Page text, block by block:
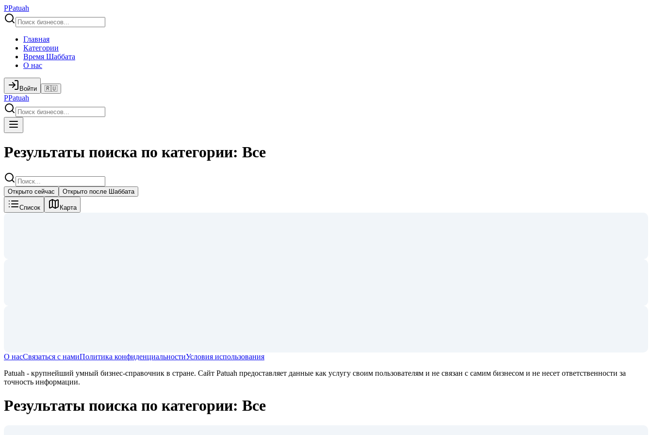
PPatuah
Главная
Категории
Время Шаббата
О нас
Войти 🇷🇺
PPatuah
Результаты поиска по категории: Все
Открыто сейчас Открыто после Шаббата
Список Карта
О насСвязаться с намиПолитика конфиденциальностиУсловия использования
Patuah - крупнейший умный бизнес-справочник в стране. Сайт Patuah предоставляет данные как услугу своим пользователям и не связан с самим бизнесом и не несет ответственности за
точность информации.
Результаты поиска по категории: Все